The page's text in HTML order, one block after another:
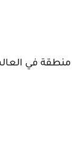
نبات القرطم يمكن زراعته في